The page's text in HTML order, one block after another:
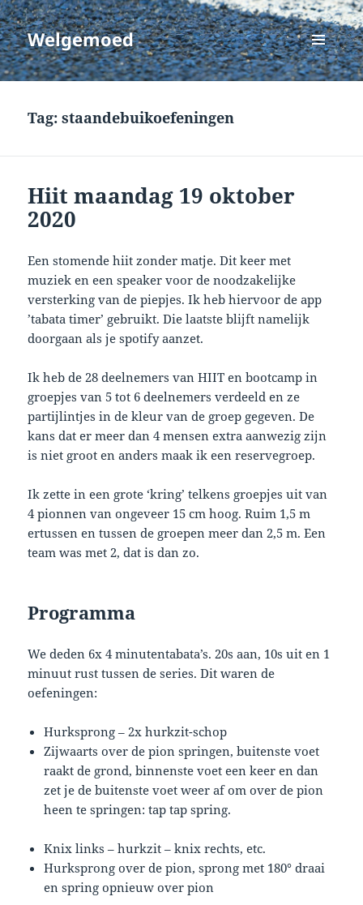
Welgemoed
MENU
EN
Tag:staandebuikoefeningen
Hiit maandag 19 oktober
2020
Een stomende hiit zonder matje. Dit keer met
muziek en een speaker voor de noodzakelijke
versterking van de piepjes. Ik heb hiervoor de app
’tabata timer’ gebruikt. Die laatste blijft namelijk
doorgaan als je spotify aanzet.
Ik heb de 28 deelnemers van HIIT en bootcamp in
groepjes van 5 tot 6 deelnemers verdeeld en ze
partijlintjes in de kleur van de groep gegeven. De
kans dat er meer dan 4 mensen extra aanwezig zijn
is niet groot en anders maak ik een reservegroep.
Ik zette in een grote ‘kring’ telkens groepjes uit van
4 pionnen van ongeveer 15 cm hoog. Ruim 1,5 m
ertussen en tussen de groepen meer dan 2,5 m. Een
team was met 2, dat is dan zo.
Programma
We deden 6x 4 minutentabata’s. 20s aan, 10s uit en 1
minuut rust tussen de series. Dit waren de
oefeningen:
Hurksprong – 2x hurkzit-schop
Zijwaarts over de pion springen, buitenste voet
raakt de grond, binnenste voet een keer en dan
zet je de buitenste voet weer af om over de pion
heen te springen: tap tap spring.
Knix links – hurkzit – knix rechts, etc.
Hurksprong over de pion, sprong met 180° draai
en spring opnieuw over pion